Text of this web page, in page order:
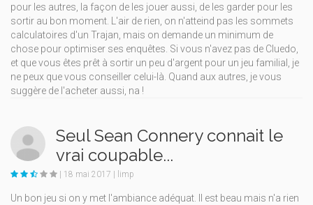
pour les autres, la façon de les jouer aussi, de les garder pour les
sortir au bon moment. L'air de rien, on n'atteind pas les sommets
calculatoires d'un Trajan, mais on demande un minimum de
chose pour optimiser ses enquêtes. Si vous n'avez pas de Cluedo,
et que vous êtes prêt à sortir un peu d'argent pour un jeu familial, je
ne peux que vous conseiller celui-là. Quand aux autres, je vous
suggère de l'acheter aussi, na !
Seul Sean Connery connait le
vrai coupable...
| 18 mai 2017 | limp
Un bon jeu si on y met l'ambiance adéquat. Il est beau mais n'a rien